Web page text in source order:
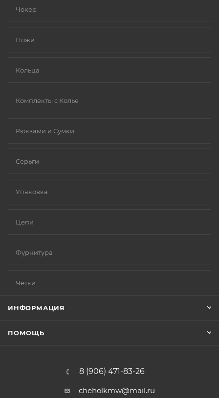
Чокер
Ножи
Кольца
Комплекты с Колье
Рюкзами и Сумки
Серьги
Упаковка
Цепи
Фурнитура
Чётки
ИНФОРМАЦИЯ
ПОМОЩЬ
8 (906) 471-83-26
cheholkmw@mail.ru